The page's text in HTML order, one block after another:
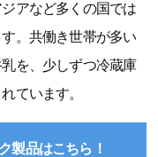
アなど多くの国では
。共働き世帯が多い
を、少しずつ冷蔵庫
ています。
製品はこちら！